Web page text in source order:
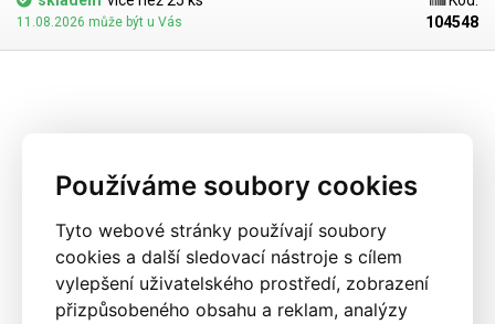
Používáme soubory cookies
Tyto webové stránky používají soubory
cookies a další sledovací nástroje s cílem
vylepšení uživatelského prostředí, zobrazení
přizpůsobeného obsahu a reklam, analýzy
11.08.2026 může být u Vás
104548